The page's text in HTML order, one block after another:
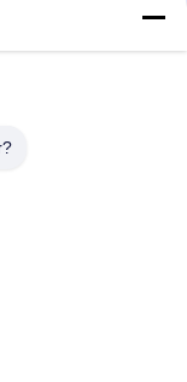
brillamento